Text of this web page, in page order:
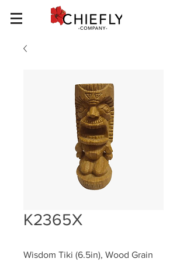
K2365X
Wisdom Tiki (6.5in), Wood Grain